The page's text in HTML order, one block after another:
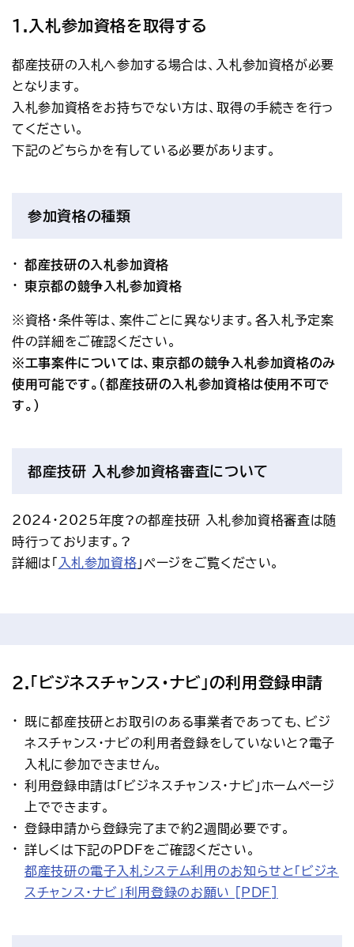
1.入札参加資格を取得する
都産技研の入札へ参加する場合は、入札参加資格が必要
となります。
入札参加資格をお持ちでない方は、取得の手続きを行っ
てください。
下記のどちらかを有している必要があります。
参加資格の種類
都産技研の入札参加資格
東京都の競争入札参加資格
※資格・条件等は、案件ごとに異なります。各入札予定案
件の詳細をご確認ください。
※工事案件については、東京都の競争入札参加資格のみ
使用可能です。（都産技研の入札参加資格は使用不可で
す。）
都産技研 入札参加資格審査について
2024・2025年度?の都産技研 入札参加資格審査は随
時行っております。?
詳細は「
入札参加資格 」ページをご覧ください。
2.「ビジネスチャンス・ナビ」の利用登録申請
既に都産技研とお取引のある事業者であっても、ビジ
ネスチャンス・ナビの利用者登録をしていないと?電子
入札に参加できません。
利用登録申請は「ビジネスチャンス・ナビ」ホームページ
上でできます。
登録申請から登録完了まで約2週間必要です。
詳しくは下記のPDFをご確認ください。
都産技研の電子入札システム利用のお知らせと「ビジネ
スチャンス・ナビ」利用登録のお願い [PDF]